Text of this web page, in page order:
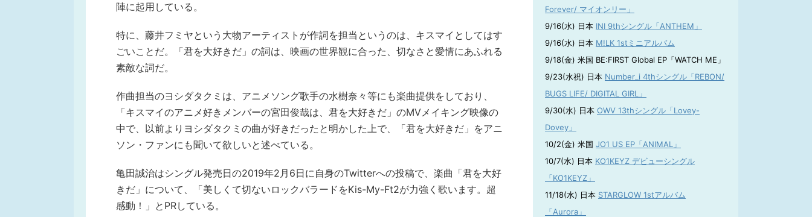
陣に起用している。
特に、藤井フミヤという大物アーティストが作詞を担当というのは、キスマイとしてはす
ごいことだ。「君を大好きだ」の詞は、映画の世界観に合った、切なさと愛情にあふれる
素敵な詞だ。
作曲担当のヨシダタクミは、アニメソング歌手の水樹奈々等にも楽曲提供をしており、
「キスマイのアニメ好きメンバーの宮田俊哉は、君を大好きだ」のMVメイキング映像の
中で、以前よりヨシダタクミの曲が好きだったと明かした上で、「君を大好きだ」をアニ
ソン・ファンにも聞いて欲しいと述べている。
亀田誠治はシングル発売日の2019年2月6日に自身のTwitterへの投稿で、楽曲「君を大好
きだ」について、「美しくて切ないロックバラードをKis-My-Ft2が力強く歌います。超
感動！」とPRしている。
Forever/ マイオンリー」
9/16(水) 日本 INI 9thシングル「ANTHEM」
9/16(水) 日本 M!LK 1stミニアルバム
9/18(金) 米国 BE:FIRST Global EP「WATCH ME」
9/23(水祝) 日本 Number_i 4thシングル「REBON/
BUGS LIFE/ DIGITAL GIRL」
9/30(水) 日本 OWV 13thシングル「Lovey-
Dovey」
10/2(金) 米国 JO1 US EP「ANIMAL」
10/7(水) 日本 KO1KEYZ デビューシングル
「KO1KEYZ」
11/18(水) 日本 STARGLOW 1stアルバム
「Aurora」